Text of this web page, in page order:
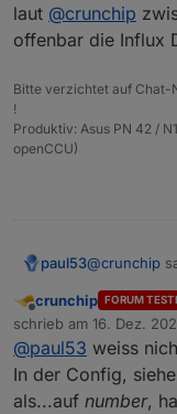
laut @crunchip
offenbar die Influx
Bitte verzichtet auf Chat-
!
Produktiv: Asus PN 42 /
openCCU)
paul53@crunchip
dann
Die
schaltet laut
ist offenbar
Offline
crunchip FORUM
schrieb am 16. Dez.
zuletzt editiert von
@paul53 weiss
In der Config,
als...auf number,